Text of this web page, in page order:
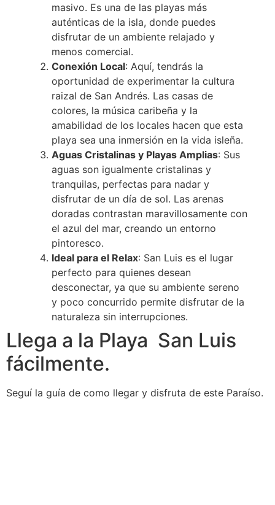
masivo. Es una de las playas más
auténticas de la isla, donde puedes
disfrutar de un ambiente relajado y
menos comercial.
Conexión Local: Aquí, tendrás la
oportunidad de experimentar la cultura
raizal de San Andrés. Las casas de
colores, la música caribeña y la
amabilidad de los locales hacen que esta
playa sea una inmersión en la vida isleña.
Aguas Cristalinas y Playas Amplias: Sus
aguas son igualmente cristalinas y
tranquilas, perfectas para nadar y
disfrutar de un día de sol. Las arenas
doradas contrastan maravillosamente con
el azul del mar, creando un entorno
pintoresco.
Ideal para el Relax: San Luis es el lugar
perfecto para quienes desean
desconectar, ya que su ambiente sereno
y poco concurrido permite disfrutar de la
naturaleza sin interrupciones.
Llega a la Playa San Luis
fácilmente.
Seguí la guía de como llegar y disfruta de este Paraíso.